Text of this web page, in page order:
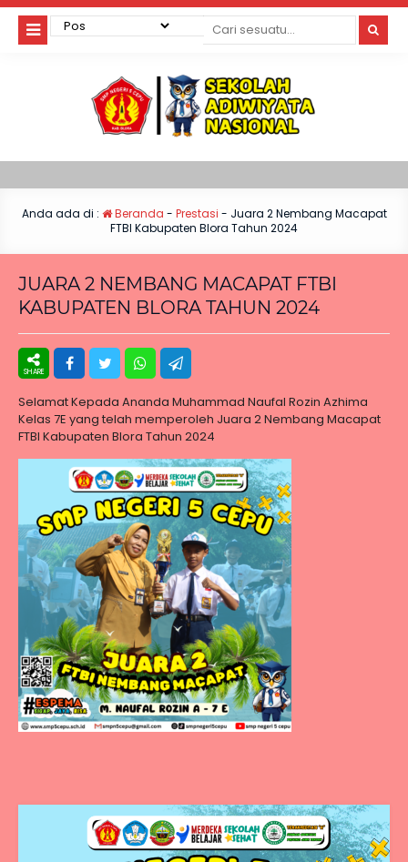
Anda ada di : Beranda - Prestasi - Juara 2 Nembang Macapat
FTBI Kabupaten Blora Tahun 2024
JUARA 2 NEMBANG MACAPAT FTBI
KABUPATEN BLORA TAHUN 2024
Selamat Kepada Ananda Muhammad Naufal Rozin Azhima
Kelas 7E yang telah memperoleh Juara 2 Nembang Macapat
FTBI Kabupaten Blora Tahun 2024